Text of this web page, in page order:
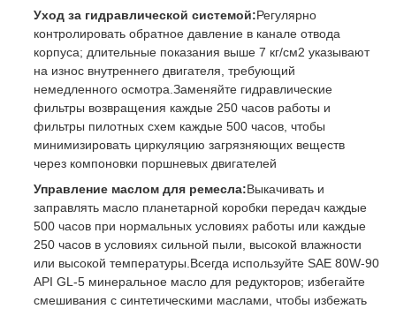
Уход за гидравлической системой:Регулярно
контролировать обратное давление в канале отвода
корпуса; длительные показания выше 7 кг/см2 указывают
на износ внутреннего двигателя, требующий
немедленного осмотра.Заменяйте гидравлические
фильтры возвращения каждые 250 часов работы и
фильтры пилотных схем каждые 500 часов, чтобы
минимизировать циркуляцию загрязняющих веществ
через компоновки поршневых двигателей
Управление маслом для ремесла:Выкачивать и
заправлять масло планетарной коробки передач каждые
500 часов при нормальных условиях работы или каждые
250 часов в условиях сильной пыли, высокой влажности
или высокой температуры.Всегда используйте SAE 80W-90
API GL-5 минеральное масло для редукторов; избегайте
смешивания с синтетическими маслами, чтобы избежать